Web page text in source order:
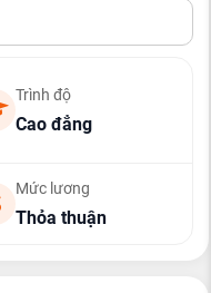
Trình độ
Cao đẳng
Mức lương
Thỏa thuận